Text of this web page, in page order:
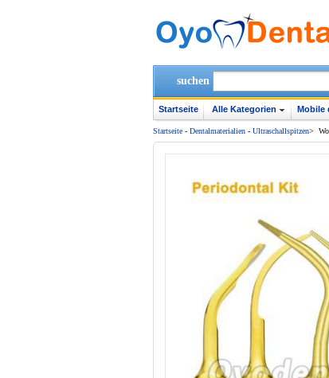
suchen
Startseite Alle Kategorien Mobile
Startseite - Dentalmaterialien - Ultraschallspitzen>